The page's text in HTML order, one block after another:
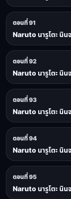
ตอนที่ 91
Naruto นารูโตะ นิน
ตอนที่ 92
Naruto นารูโตะ นิ
ตอนที่ 93
Naruto นารูโตะ นิ
ตอนที่ 94
Naruto นารูโตะ นิ
ตอนที่ 95
Naruto นารูโตะ นิ